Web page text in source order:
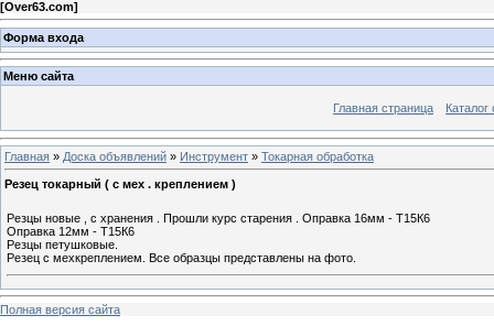
[Over63.com]
Форма входа
Меню сайта
Главная страница Каталог
Главная » Доска объявлений » Инструмент » Токарная обработка
Резец токарный ( с мех . креплением )
Резцы новые , с хранения . Прошли курс старения . Оправка 16мм - Т15К6
Оправка 12мм - Т15К6
Резцы петушковые.
Резец с мехкреплением. Все образцы представлены на фото.
Полная версия сайта